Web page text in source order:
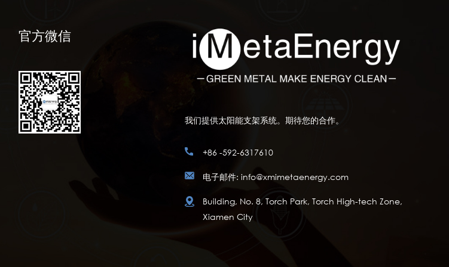
官方微信
我们提供太阳能支架系统。期待您的合作。
+86 -592-6317610
电子邮件: info@xmimetaenergy.com
Building, No. 8, Torch Park, Torch High-tech Zone,
Xiamen City